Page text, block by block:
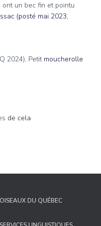
un bec fin et pointu
(posté mai 2023,
2024), Petit moucherolle
de cela
DU QUÉBEC